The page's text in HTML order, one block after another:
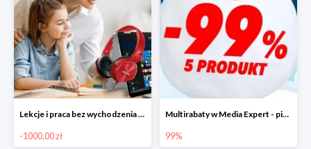
Lekcje i praca bez wychodzenia z domu w Media Markt - taniej nawet o 1000 zł
-1000.00 zł
Multirabaty w Media Expert - piąty produkt -99%
99%